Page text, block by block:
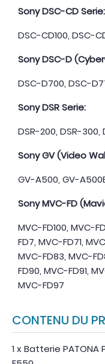
Sony DSC-CD Serie:
DSC-CD100, DSC-
Sony DSC-D
DSC-D700, DSC-
Sony DSR Serie:
DSR-200, DSR-300,
Sony GV (Video
GV-A500, GV-
Sony MVC-FD
MVC-FD100, MVC-
FD7, MVC-FD71,
MVC-FD83, MVC-
FD90, MVC-FD91,
MVC-FD97
CONTENU DU
1 x Batterie PATONA